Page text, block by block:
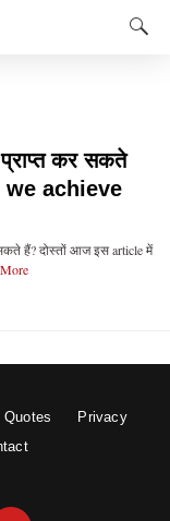
कर सकते
we achieve
हैं? दोस्तों आज इस article में
Quotes
Privacy